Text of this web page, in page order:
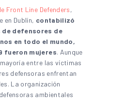
Front Line Defenders,
en Dublín, contabilizó
defensores de
en todo el mundo,
fueron mujeres. Aunque
entre las víctimas
defensoras enfrentan
La organización
ambientales